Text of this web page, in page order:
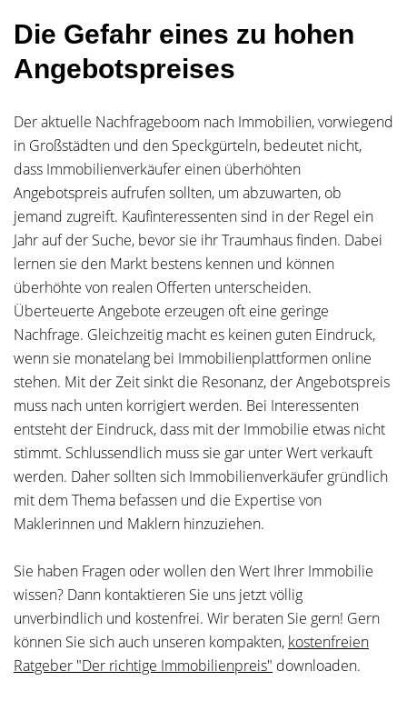
Die Gefahr eines zu hohen
Angebotspreises
Der aktuelle Nachfrageboom nach Immobilien, vorwiegend
in Großstädten und den Speckgürteln, bedeutet nicht,
dass Immobilienverkäufer einen überhöhten
Angebotspreis aufrufen sollten, um abzuwarten, ob
jemand zugreift. Kaufinteressenten sind in der Regel ein
Jahr auf der Suche, bevor sie ihr Traumhaus finden. Dabei
lernen sie den Markt bestens kennen und können
überhöhte von realen Offerten unterscheiden.
Überteuerte Angebote erzeugen oft eine geringe
Nachfrage. Gleichzeitig macht es keinen guten Eindruck,
wenn sie monatelang bei Immobilienplattformen online
stehen. Mit der Zeit sinkt die Resonanz, der Angebotspreis
muss nach unten korrigiert werden. Bei Interessenten
entsteht der Eindruck, dass mit der Immobilie etwas nicht
stimmt. Schlussendlich muss sie gar unter Wert verkauft
werden. Daher sollten sich Immobilienverkäufer gründlich
mit dem Thema befassen und die Expertise von
Maklerinnen und Maklern hinzuziehen.
Sie haben Fragen oder wollen den Wert Ihrer Immobilie
wissen? Dann kontaktieren Sie uns jetzt völlig
unverbindlich und kostenfrei. Wir beraten Sie gern! Gern
können Sie sich auch unseren kompakten, kostenfreien
Ratgeber "Der richtige Immobilienpreis" downloaden.